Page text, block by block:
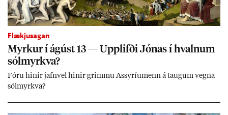
Flækjusagan
Myrk­ur í ág­úst 13 — Upp­lifði Jón­as í hvaln­um
sól­myrkva?
Fóru hinir jafn­vel hinir grimmu Ass­yríu­menn á taug­um vegna
sól­myrkva?